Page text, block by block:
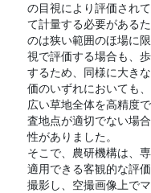
の目視により評価され
て計量する必要がある
のは狭い範囲のほ場に
視で評価する場合も、
するため、同様に大き
価のいずれにおいても
広い草地全体を高精度
査地点が適切でない場
性がありました。
そこで、農研機構は、
適用できる客観的な評
撮影し、空撮画像上で